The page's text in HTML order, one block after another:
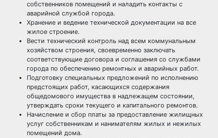
собственников помещений и наладить контакты с
аварийной службой города.
Хранение и ведение технической документации на все
жилое строение.
Вести технический контроль над всем коммунальным
хозяйством строения, своевременно заключать
соответствующие договора и соглашения со службами
города по обеспечению ремонтных и аварийных работ.
Подготовку специальных предложений по исполнению
предстоящих работ, касающихся содержания
общедомового имущества в надлежащем состоянии,
утверждать сроки текущего и капитального ремонтов.
Начисление и сбор платы за предоставление жилищных
услуг собственникам и нанимателям жилых и нежилых
помещений дома.